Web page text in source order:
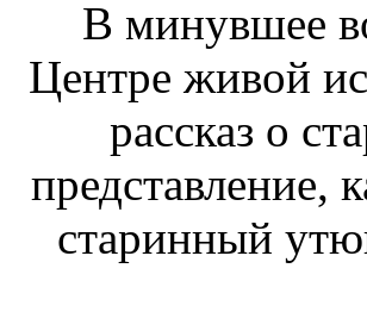
В минувшее
Центре живой
рассказ о
представление,
старинный